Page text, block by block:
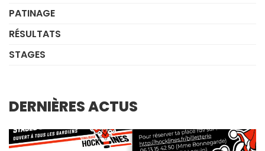
PATINAGE
RÉSULTATS
STAGES
DERNIÈRES ACTUS